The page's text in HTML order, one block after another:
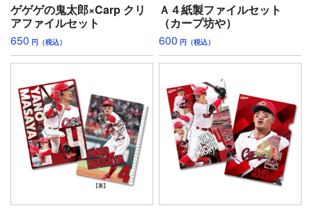
ゲゲゲの鬼太郎×Carp クリ
アファイルセット
650 円（税込）
Ａ４紙製ファイルセット
（カープ坊や）
600 円（税込）